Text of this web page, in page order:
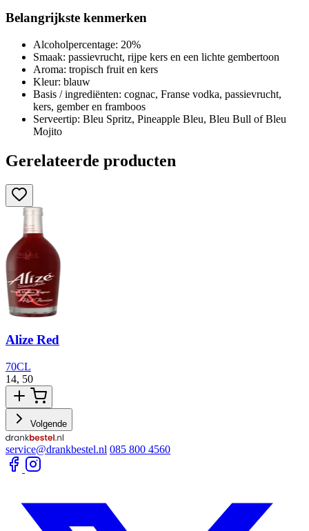
Belangrijkste kenmerken
Alcoholpercentage: 20%
Smaak: passievrucht, rijpe kers en een lichte gembertoon
Aroma: tropisch fruit en kers
Kleur: blauw
Basis / ingrediënten: cognac, Franse vodka, passievrucht,
kers, gember en framboos
Serveertip: Bleu Spritz, Pineapple Bleu, Bleu Bull of Bleu
Mojito
Gerelateerde producten
Alize Red
70CL
14, 50
Volgende
service@drankbestel.nl 085 800 4560